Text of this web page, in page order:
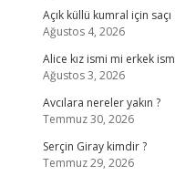
Açık küllü kumral için
Ağustos 4, 2026
Alice kız ismi mi erkek
Ağustos 3, 2026
Avcılara nereler yakın ?
Temmuz 30, 2026
Serçin Giray kimdir ?
Temmuz 29, 2026